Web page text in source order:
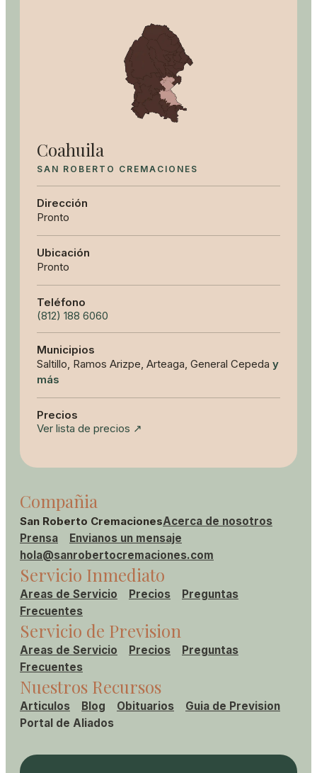
Coahuila
SAN ROBERTO CREMACIONES
Dirección
Pronto
Ubicación
Pronto
Teléfono
(812) 188 6060
Municipios
Saltillo, Ramos Arizpe, Arteaga, General Cepeda y
más
Precios
Ver lista de precios ↗
Compañia
San Roberto CremacionesAcerca de nosotros
Prensa
Envianos un mensaje
hola@sanrobertocremaciones.com
Servicio Inmediato
Areas de Servicio Precios
Preguntas
Frecuentes
Servicio de Prevision
Areas de Servicio Precios
Preguntas
Frecuentes
Nuestros Recursos
Articulos Blog Obituarios
Guia de Prevision
Portal de Aliados